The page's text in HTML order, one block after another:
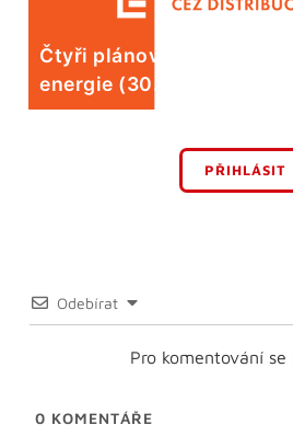
Čtyři plánované odstávky
energie (30. 7.)
PŘIHLÁSIT
Odebírat
Pro komentování se
0 KOMENTÁŘE